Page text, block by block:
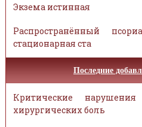
Экзема истинная
Распространённый
стационарная ста
Последние
Критические
хирургических боль